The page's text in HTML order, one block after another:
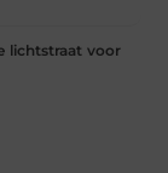
lichtstraat voor